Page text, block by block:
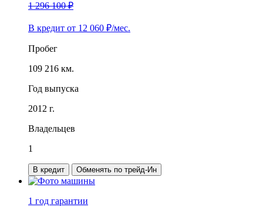
1 296 100 ₽
В кредит от 12 060 ₽/мес.
Пробег
109 216 км.
Год выпуска
2012 г.
Владельцев
1
В кредит Обменять по трейд-Ин
1 год гарантии